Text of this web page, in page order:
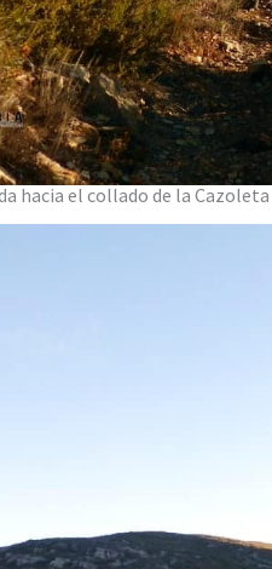
hacia el collado de la Cazoleta